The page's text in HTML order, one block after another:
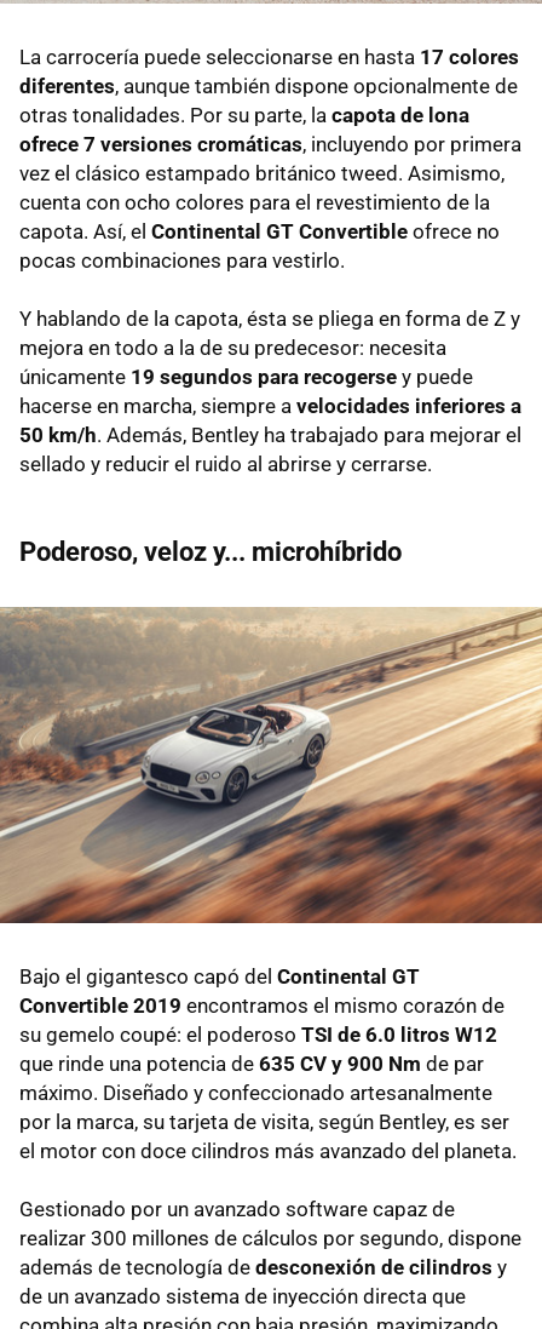
La carrocería puede seleccionarse en hasta 17 colores
diferentes, aunque también dispone opcionalmente de
otras tonalidades. Por su parte, la capota de lona
ofrece 7 versiones cromáticas, incluyendo por primera
vez el clásico estampado británico tweed. Asimismo,
cuenta con ocho colores para el revestimiento de la
capota. Así, el Continental GT Convertible ofrece no
pocas combinaciones para vestirlo.
Y hablando de la capota, ésta se pliega en forma de Z y
mejora en todo a la de su predecesor: necesita
únicamente 19 segundos para recogerse y puede
hacerse en marcha, siempre a velocidades inferiores a
50 km/h. Además, Bentley ha trabajado para mejorar el
sellado y reducir el ruido al abrirse y cerrarse.
Poderoso, veloz y... microhíbrido
Bajo el gigantesco capó del Continental GT
Convertible 2019 encontramos el mismo corazón de
su gemelo coupé: el poderoso TSI de 6.0 litros W12
que rinde una potencia de 635 CV y 900 Nm de par
máximo. Diseñado y confeccionado artesanalmente
por la marca, su tarjeta de visita, según Bentley, es ser
el motor con doce cilindros más avanzado del planeta.
Gestionado por un avanzado software capaz de
realizar 300 millones de cálculos por segundo, dispone
además de tecnología de desconexión de cilindros y
de un avanzado sistema de inyección directa que